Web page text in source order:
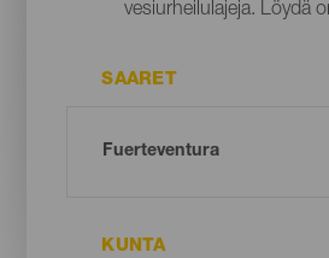
vesiurheilulajeja. Löydä
SAARET
KUNTA